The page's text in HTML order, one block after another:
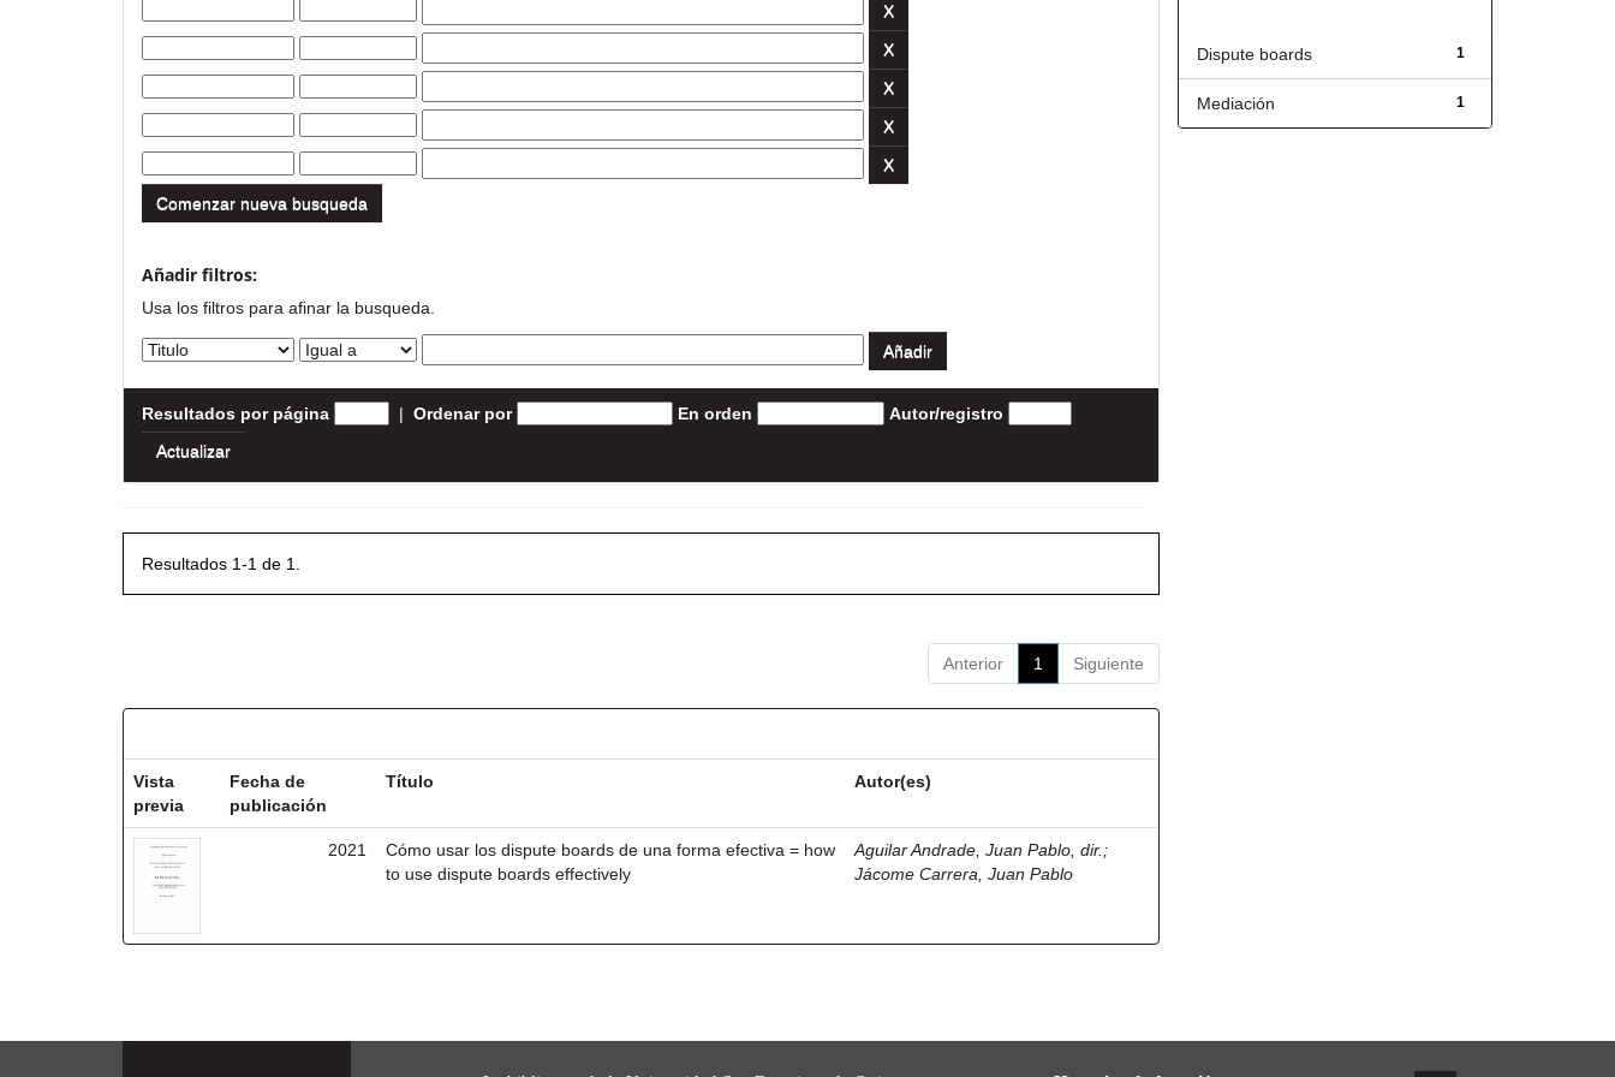
Comenzar nueva busqueda
Añadir filtros:
Usa los filtros para afinar la busqueda.
Resultados por página | Ordenar por En orden Autor/registro
Resultados 1-1 de 1.
Anterior 1 Siguiente
Vista
previa
Fecha de
publicación
Título Autor(es)
2021
Cómo usar los dispute boards de una forma efectiva = how
to use dispute boards effectively
Aguilar Andrade, Juan Pablo, dir. ;
Jácome Carrera, Juan Pablo
1
Dispute boards
1
Mediación